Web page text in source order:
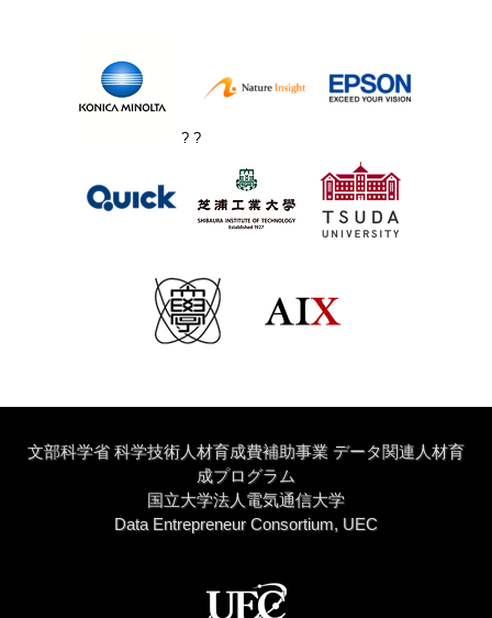
? ?
文部科学省 科学技術人材育成費補助事業 データ関連人材育
成プログラム
国立大学法人電気通信大学
Data Entrepreneur Consortium, UEC